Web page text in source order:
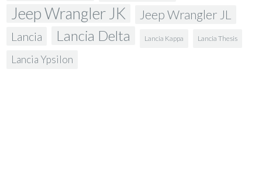
Jeep Wrangler JK Jeep Wrangler JL
Lancia Lancia Delta Lancia Kappa Lancia Thesis
Lancia Ypsilon